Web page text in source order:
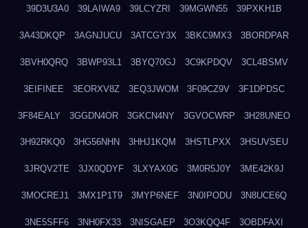
39D3U3A0 39LAIWA9 39LCYZRI 39MGWN55 39PXKH1B
3A43DKQP 3AGNJUCU 3ATCGY3X 3BKC9MX3 3BORDPAR
3BVH0QRQ 3BWP93L1 3BYQ70GJ 3C9KPDQV 3CL4BSMV
3EIFINEE 3EORXV8Z 3EQ3JWOM 3F09CZ9V 3F1DPDSC
3F84EALY 3GGDN4OR 3GKCN4NY 3GVOCWRP 3H28UNEO
3H92RKQ0 3HG56NHN 3HHJ1KQM 3HSTLPXX 3HSUVSEU
3JRQV2TE 3JX0QDYF 3LXYAX0G 3M0R5J0Y 3ME42K9J
3MOCREJ1 3MX1P1T9 3MYP6NEF 3N0IPODU 3N8UCE6Q
3NE5SFF6 3NH0FX33 3NISGAEP 3O3KQQ4F 3OBDFAXI